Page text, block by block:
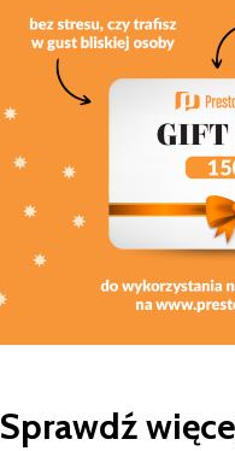
Sprawdź